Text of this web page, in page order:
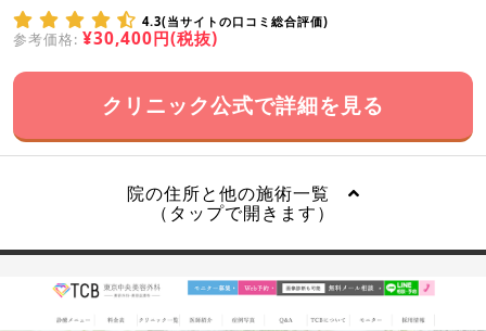
4.3(当サイトの口コミ総合評価)
参考価格: ¥30,400円(税抜)
クリニック公式で詳細を見る
院の住所と他の施術一覧
（タップで開きます）